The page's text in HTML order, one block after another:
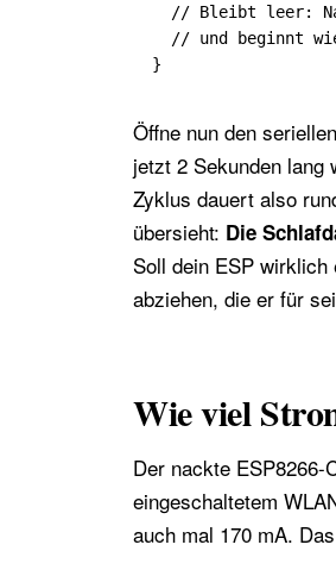
// Bleibt leer:
// und beginnt
}
Öffne nun den
jetzt 2 Sekunden lang
Zyklus dauert also
übersieht: Die
Soll dein ESP
abziehen, die er für
Wie viel
Der nackte ESP8266-
eingeschaltetem
auch mal 170 mA.